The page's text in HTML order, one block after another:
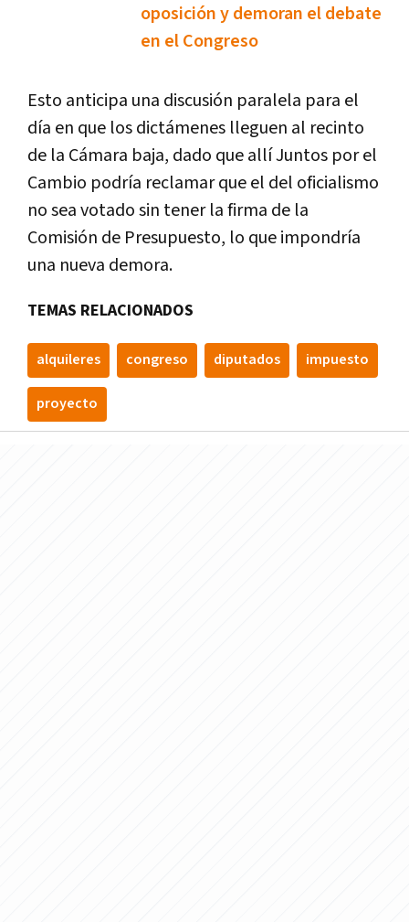
oposición y demoran el debate
en el Congreso
Esto anticipa una discusión paralela para el
día en que los dictámenes lleguen al recinto
de la Cámara baja, dado que allí Juntos por el
Cambio podría reclamar que el del oficialismo
no sea votado sin tener la firma de la
Comisión de Presupuesto, lo que impondría
una nueva demora.
TEMAS RELACIONADOS
alquileres congreso diputados impuesto
proyecto